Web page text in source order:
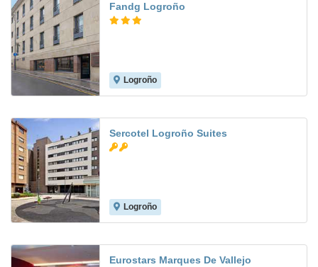
Fandg Logroño
Logroño
Sercotel Logroño Suites
Logroño
Eurostars Marques De Vallejo